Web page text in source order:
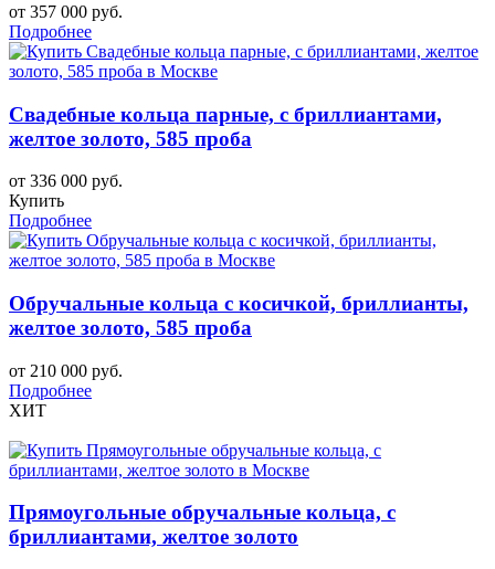
от 357 000 руб.
Подробнее
Свадебные кольца парные, с бриллиантами,
желтое золото, 585 проба
от 336 000 руб.
Купить
Подробнее
Обручальные кольца с косичкой, бриллианты,
желтое золото, 585 проба
от 210 000 руб.
Подробнее
ХИТ
Прямоугольные обручальные кольца, с
бриллиантами, желтое золото